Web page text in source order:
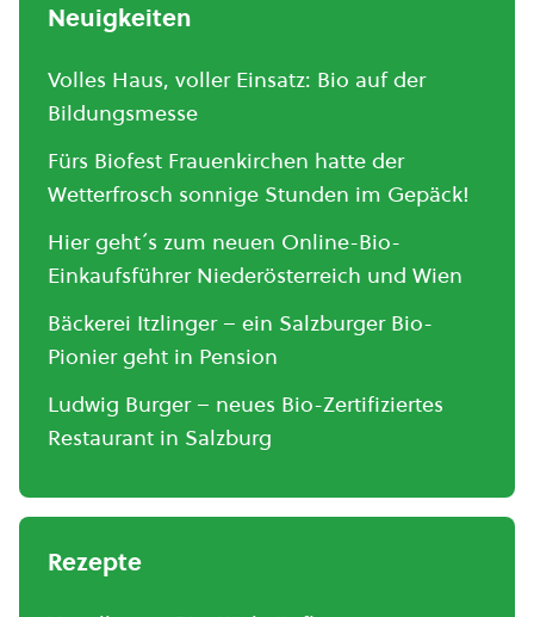
Neuigkeiten
Volles Haus, voller Einsatz: Bio auf der
Bildungsmesse
Fürs Biofest Frauenkirchen hatte der
Wetterfrosch sonnige Stunden im Gepäck!
Hier geht´s zum neuen Online-Bio-
Einkaufsführer Niederösterreich und Wien
Bäckerei Itzlinger – ein Salzburger Bio-
Pionier geht in Pension
Ludwig Burger – neues Bio-Zertifiziertes
Restaurant in Salzburg
Rezepte